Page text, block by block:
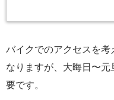
バイクでのアクセスを考
なりますが、大晦日〜
要です。